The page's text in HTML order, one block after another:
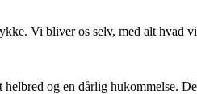
Vi bliver os selv, med alt hvad vi
og en dårlig hukommelse.